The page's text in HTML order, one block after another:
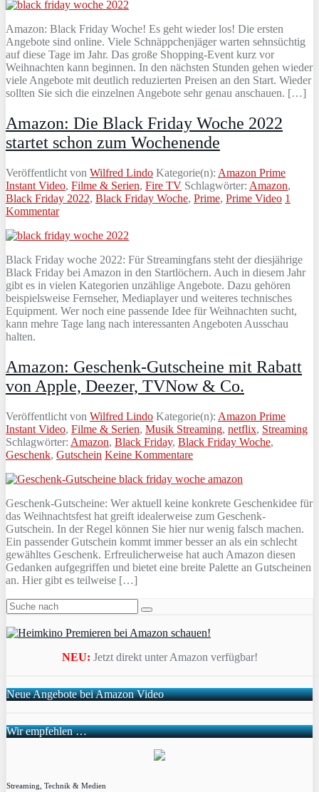
Amazon: Black Friday Woche! Es geht wieder los! Die ersten
Angebote sind online. Viele Schnäppchenjäger warten sehnsüchtig
auf diese Tage im Jahr. Das große Shopping-Event kurz vor
Weihnachten kann beginnen. In den nächsten Stunden gehen wieder
viele Angebote mit deutlich reduzierten Preisen an den Start. Wieder
sollten Sie sich die einzelnen Angebote sehr genau anschauen. […]
Amazon: Die Black Friday Woche 2022
startet schon zum Wochenende
Veröffentlicht von Wilfred Lindo Kategorie(n): Amazon Prime
Instant Video, Filme & Serien, Fire TV Schlagwörter: Amazon,
Black Friday 2022, Black Friday Woche, Prime, Prime Video 1
Kommentar
Black Friday woche 2022: Für Streamingfans steht der diesjährige
Black Friday bei Amazon in den Startlöchern. Auch in diesem Jahr
gibt es in vielen Kategorien unzählige Angebote. Dazu gehören
beispielsweise Fernseher, Mediaplayer und weiteres technisches
Equipment. Wer noch eine passende Idee für Weihnachten sucht,
kann mehre Tage lang nach interessanten Angeboten Ausschau
halten.
Amazon: Geschenk-Gutscheine mit Rabatt
von Apple, Deezer, TVNow & Co.
Veröffentlicht von Wilfred Lindo Kategorie(n): Amazon Prime
Instant Video, Filme & Serien, Musik Streaming, netflix, Streaming
Schlagwörter: Amazon, Black Friday, Black Friday Woche,
Geschenk, Gutschein Keine Kommentare
Geschenk-Gutscheine: Wer aktuell keine konkrete Geschenkidee für
das Weihnachtsfest hat greift idealerweise zum Geschenk-
Gutschein. In der Regel können Sie hier nur wenig falsch machen.
Ein passender Gutschein kommt immer besser an als ein schlecht
gewähltes Geschenk. Erfreulicherweise hat auch Amazon diesen
Gedanken aufgegriffen und bietet eine breite Palette an Gutscheinen
an. Hier gibt es teilweise […]
NEU: Jetzt direkt unter Amazon verfügbar!
Neue Angebote bei Amazon Video
Wir empfehlen …
Streaming, Technik & Medien